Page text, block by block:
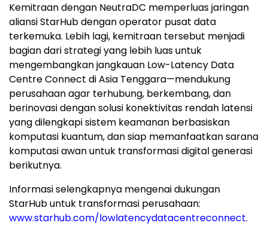
Kemitraan dengan NeutraDC memperluas jaringan
aliansi StarHub dengan operator pusat data
terkemuka. Lebih lagi, kemitraan tersebut menjadi
bagian dari strategi yang lebih luas untuk
mengembangkan jangkauan Low-Latency Data
Centre Connect di Asia Tenggara—mendukung
perusahaan agar terhubung, berkembang, dan
berinovasi dengan solusi konektivitas rendah latensi
yang dilengkapi sistem keamanan berbasiskan
komputasi kuantum, dan siap memanfaatkan sarana
komputasi awan untuk transformasi digital generasi
berikutnya.
Informasi selengkapnya mengenai dukungan
StarHub untuk transformasi perusahaan:
www.starhub.com/lowlatencydatacentreconnect.